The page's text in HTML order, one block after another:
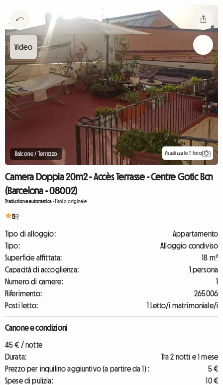
Balcone / Terrazzo Visualizza le 11 foto
Camera Doppia 20m2 - Accès Terrasse - Centre Gotic Bcn
(Barcelona - 08002)
Traduzione automatica-Titolo originale
59
Tipo di alloggio:
Appartamento
Tipo:
Alloggio condiviso
Superficie affittata:
18 m²
Capacità di accoglienza:
1 persona
Numero di camere:
1
Riferimento:
265006
Posti letto:
1 Letto/i matrimoniale/i
Canone e condizioni
45 € / notte
Durata:
Tra 2 notti e 1 mese
Prezzo per inquilino aggiuntivo (a partire da 1) :
5 €
Spese di pulizia:
10 €